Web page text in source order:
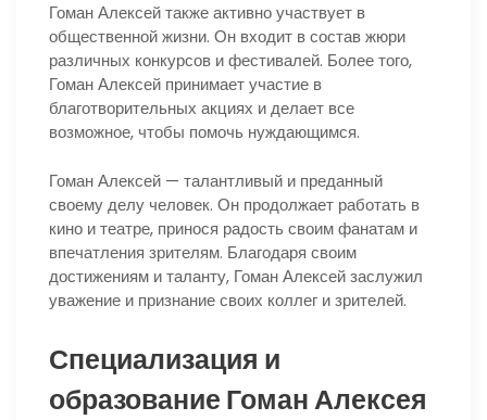
Гоман Алексей также активно участвует в
общественной жизни. Он входит в состав жюри
различных конкурсов и фестивалей. Более того,
Гоман Алексей принимает участие в
благотворительных акциях и делает все
возможное, чтобы помочь нуждающимся.
Гоман Алексей — талантливый и преданный
своему делу человек. Он продолжает работать в
кино и театре, принося радость своим фанатам и
впечатления зрителям. Благодаря своим
достижениям и таланту, Гоман Алексей заслужил
уважение и признание своих коллег и зрителей.
Специализация и
образование Гоман Алексея